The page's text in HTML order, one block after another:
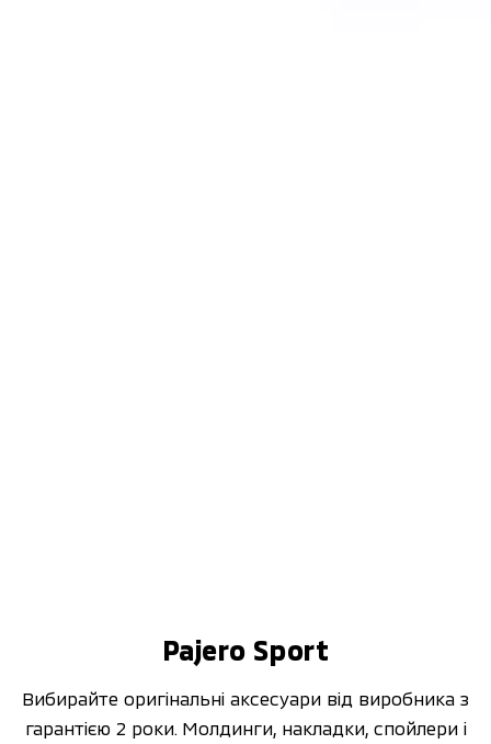
Pajero Sport
Вибирайте оригінальні аксесуари від виробника з
гарантією 2 роки. Молдинги, накладки, спойлери і